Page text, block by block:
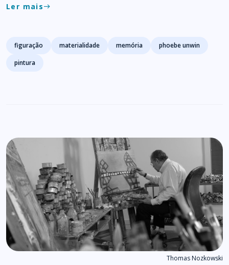
Ler maiseast
Tags
figuração materialidade memória
phoebe unwin
pintura
Thomas Nozkowski